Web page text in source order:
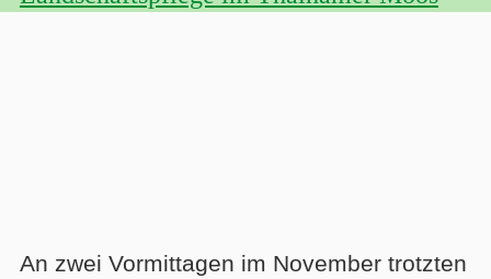
An zwei Vormittagen im November trotzten